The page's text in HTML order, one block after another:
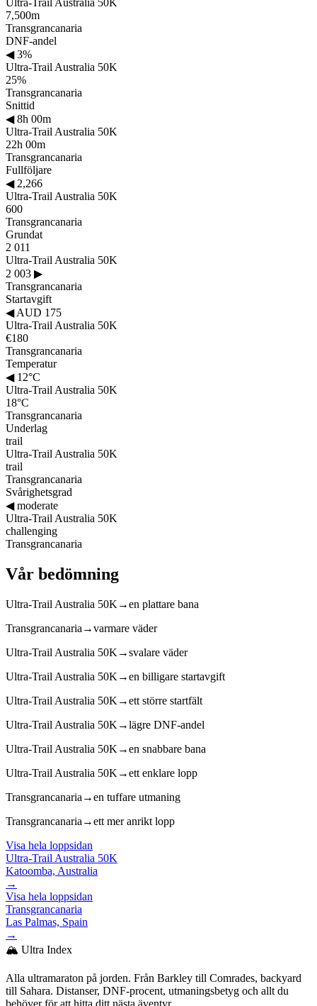
7,500m
Transgrancanaria
DNF-andel
◀3%
Ultra-Trail Australia 50K
25%
Transgrancanaria
Snittid
◀8h 00m
Ultra-Trail Australia 50K
22h 00m
Transgrancanaria
Fullföljare
◀2,266
Ultra-Trail Australia 50K
600
Transgrancanaria
Grundat
2 011
Ultra-Trail Australia 50K
2 003 ▶
Transgrancanaria
Startavgift
◀AUD 175
Ultra-Trail Australia 50K
€180
Transgrancanaria
Temperatur
◀12°C
Ultra-Trail Australia 50K
18°C
Transgrancanaria
Underlag
trail
Ultra-Trail Australia 50K
trail
Transgrancanaria
Svårighetsgrad
◀moderate
Ultra-Trail Australia 50K
challenging
Transgrancanaria
Vår bedömning
Ultra-Trail Australia 50K →en plattare bana
Transgrancanaria →varmare väder
Ultra-Trail Australia 50K →svalare väder
Ultra-Trail Australia 50K →en billigare startavgift
Ultra-Trail Australia 50K →ett större startfält
Ultra-Trail Australia 50K →lägre DNF-andel
Ultra-Trail Australia 50K →en snabbare bana
Ultra-Trail Australia 50K →ett enklare lopp
Transgrancanaria →en tuffare utmaning
Transgrancanaria →ett mer anrikt lopp
Visa hela loppsidan
Ultra-Trail Australia 50K
Katoomba, Australia
→
Visa hela loppsidan
Transgrancanaria
Las Palmas, Spain
→
🏔️ Ultra Index
Alla ultramaraton på jorden. Från Barkley till Comrades, backyard
till Sahara. Distanser, DNF-procent, utmaningsbetyg och allt du
behöver för att hitta ditt nästa äventyr.